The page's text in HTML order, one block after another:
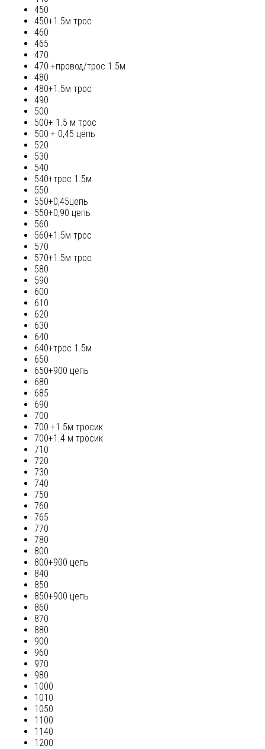
450
450+1.5м трос
460
465
470
470 +провод/трос 1.5м
480
480+1.5м трос
490
500
500+ 1.5 м трос
500 + 0,45 цепь
520
530
540
540+трос 1.5м
550
550+0,45цепь
550+0,90 цепь
560
560+1.5м трос
570
570+1.5м трос
580
590
600
610
620
630
640
640+трос 1.5м
650
650+900 цепь
680
685
690
700
700 +1.5м тросик
700+1.4 м тросик
710
720
730
740
750
760
765
770
780
800
800+900 цепь
840
850
850+900 цепь
860
870
880
900
960
970
980
1000
1010
1050
1100
1140
1200